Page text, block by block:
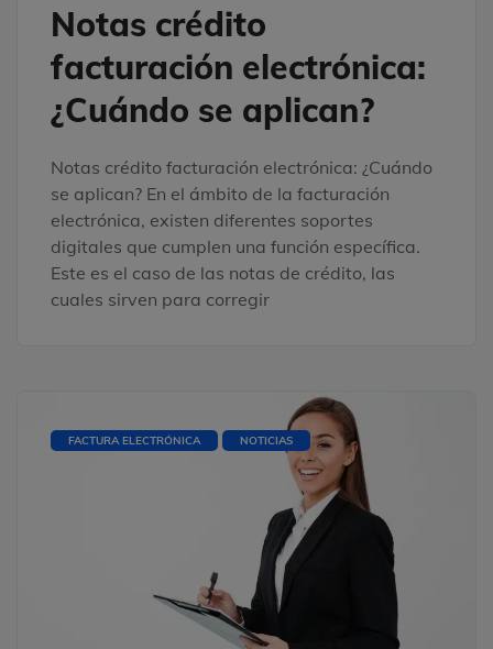
Notas crédito
facturación electrónica:
¿Cuándo se aplican?
Notas crédito facturación electrónica: ¿Cuándo
se aplican? En el ámbito de la facturación
electrónica, existen diferentes soportes
digitales que cumplen una función específica.
Este es el caso de las notas de crédito, las
cuales sirven para corregir
FACTURA ELECTRÓNICA NOTICIAS